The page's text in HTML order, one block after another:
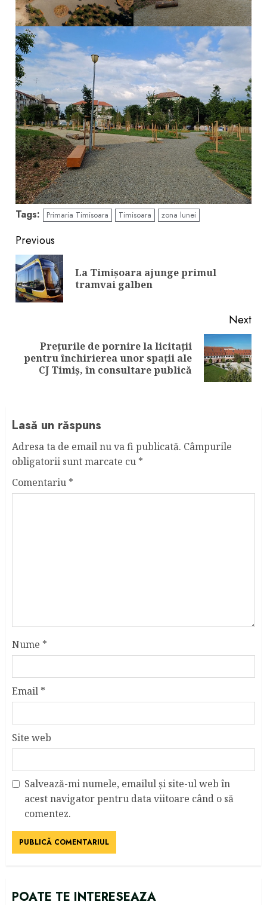
Tags: Primaria Timisoara Timisoara zona lunei
Continue
Reading
Previous
La Timișoara ajunge primul
tramvai galben
Next
Next
post:
Prețurile de pornire la licitații
pentru închirierea unor spații ale
CJ Timiș, în consultare publică
Lasă un răspuns
Adresa ta de email nu va fi publicată. Câmpurile
obligatorii sunt marcate cu *
Comentariu *
Nume *
Email *
Site web
Salvează-mi numele, emailul și site-ul web în
acest navigator pentru data viitoare când o să
comentez.
POATE TE INTERESEAZA